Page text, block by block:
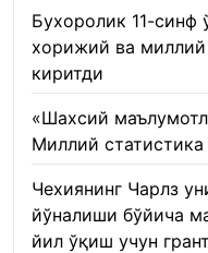
Бухоролик 11-синф
хорижий ва миллий
киритди
«Шахсий
Миллий
Чехиянинг Чарлз
йўналиши бўйича
йил ўқиш учун